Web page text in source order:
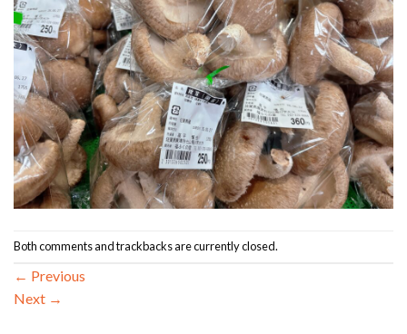
Both comments and trackbacks are currently closed.
← Previous
Next →